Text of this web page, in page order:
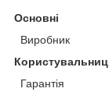
Основні
Виробник
Гарантія